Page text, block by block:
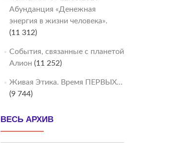
Абунданция «Денежная
энергия в жизни человека».
(11 312)
События, связанные с планетой
Алион (11 252)
Живая Этика. Время ПЕРВЫХ…
(9 744)
ВЕСЬ АРХИВ